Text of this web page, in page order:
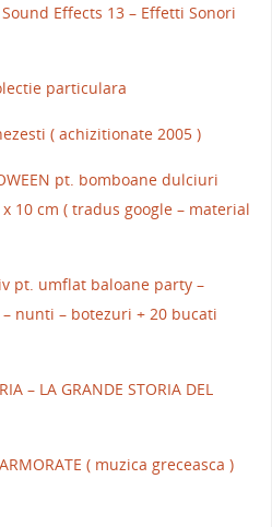
Effects 13 – Effetti Sonori
particulara
( achizitionate 2005 )
pt. bomboane dulciuri
10 cm ( tradus google – material
pt. umflat baloane party –
nunti – botezuri + 20 bucati
– LA GRANDE STORIA DEL
( muzica greceasca )